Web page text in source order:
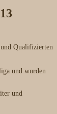
Qualifizierten
und wurden
und